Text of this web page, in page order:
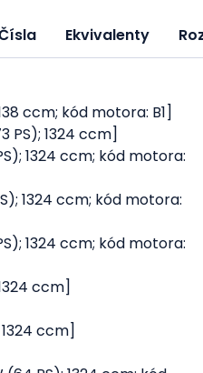
Ekvivalenty
ccm; kód motora: B1]
PS); 1324 ccm]
1324 ccm; kód motora:
1324 ccm; kód motora:
1324 ccm; kód motora:
ccm]
ccm]